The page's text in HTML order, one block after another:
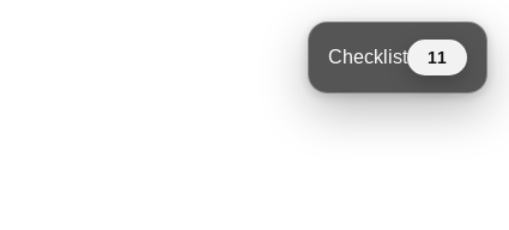
Checklist 11